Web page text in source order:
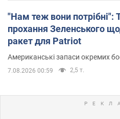
"Нам теж вони потрібні":
прохання Зеленського
ракет для Patriot
Американські запаси окремих
7.08.2026 00:59 2,5 т.